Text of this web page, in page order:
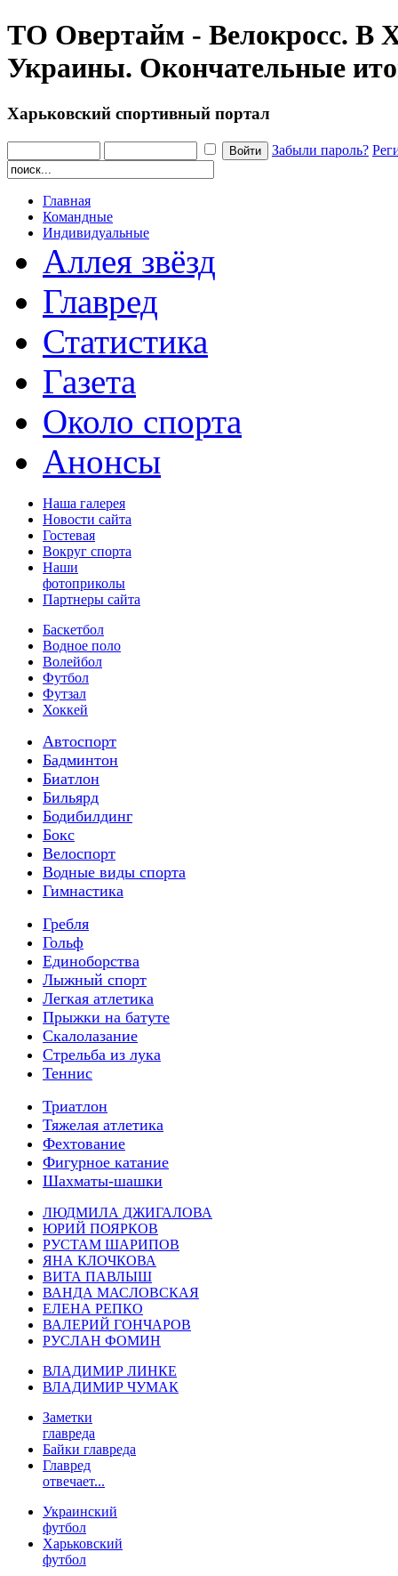
ТО Овертайм - Велокросс. В
Украины. Окончательные
Харьковский спортивный портал
Забыли пароль?
Главная
Командные
Индивидуальные
Аллея звёзд
Главред
Статистика
Газета
Около спорта
Анонсы
Наша галерея
Новости сайта
Гостевая
Вокруг спорта
Наши
фотоприколы
Партнеры сайта
Баскетбол
Водное поло
Волейбол
Футбол
Футзал
Хоккей
Автоспорт
Бадминтон
Биатлон
Бильярд
Бодибилдинг
Бокс
Велоспорт
Водные виды спорта
Гимнастика
Гребля
Гольф
Единоборства
Лыжный спорт
Легкая атлетика
Прыжки на батуте
Скалолазание
Стрельба из лука
Теннис
Триатлон
Тяжелая атлетика
Фехтование
Фигурное катание
Шахматы-шашки
ЛЮДМИЛА ДЖИГАЛОВА
ЮРИЙ ПОЯРКОВ
РУСТАМ ШАРИПОВ
ЯНА КЛОЧКОВА
ВИТА ПАВЛЫШ
ВАНДА МАСЛОВСКАЯ
ЕЛЕНА РЕПКО
ВАЛЕРИЙ ГОНЧАРОВ
РУСЛАН ФОМИН
ВЛАДИМИР ЛИНКЕ
ВЛАДИМИР ЧУМАК
Заметки
главреда
Байки главреда
Главред
отвечает...
Украинский
футбол
Харьковский
футбол